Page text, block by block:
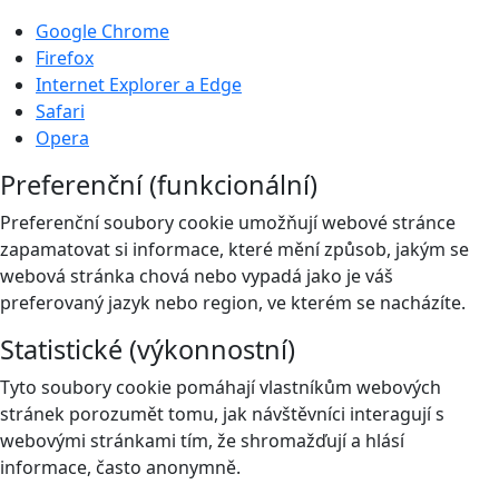
Google Chrome
Firefox
Internet Explorer a Edge
Safari
Opera
Preferenční (funkcionální)
Preferenční soubory cookie umožňují webové stránce
zapamatovat si informace, které mění způsob, jakým se
webová stránka chová nebo vypadá jako je váš
preferovaný jazyk nebo region, ve kterém se nacházíte.
Statistické (výkonnostní)
Tyto soubory cookie pomáhají vlastníkům webových
stránek porozumět tomu, jak návštěvníci interagují s
webovými stránkami tím, že shromažďují a hlásí
informace, často anonymně.